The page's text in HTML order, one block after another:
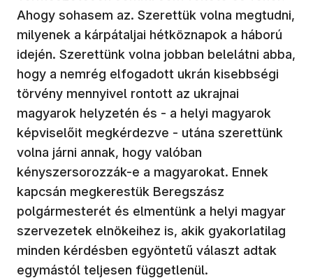
Ahogy sohasem az. Szerettük volna megtudni,
milyenek a kárpátaljai hétköznapok a háború
idején. Szerettünk volna jobban belelátni abba,
hogy a nemrég elfogadott ukrán kisebbségi
törvény mennyivel rontott az ukrajnai
magyarok helyzetén és - a helyi magyarok
képviselőit megkérdezve - utána szerettünk
volna járni annak, hogy valóban
kényszersorozzák-e a magyarokat. Ennek
kapcsán megkerestük Beregszász
polgármesterét és elmentünk a helyi magyar
szervezetek elnökeihez is, akik gyakorlatilag
minden kérdésben egyöntetű választ adtak
egymástól teljesen függetlenül.